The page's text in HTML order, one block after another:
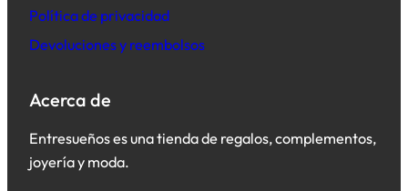
Política de privacidad
Devoluciones y reembolsos
Acerca de
Entresueños es una tienda de regalos, complementos,
joyería y moda.